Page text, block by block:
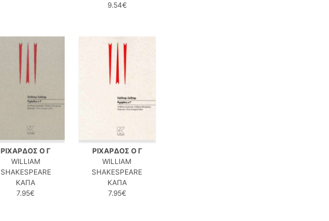
9.54€
ΡΙΧΑΡΔΟΣ Ο Γ
WILLIAM
SHAKESPEARE
ΚΑΠΑ
7.95€
ΡΙΧΑΡΔΟΣ Ο Γ
WILLIAM
SHAKESPEARE
ΚΑΠΑ
7.95€